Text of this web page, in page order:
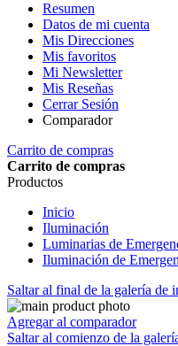
Resumen
Datos de mi cuenta
Mis Direcciones
Mis favoritos
Mi Newsletter
Mis Reseñas
Cerrar Sesión
Comparador
Carrito de compras
Carrito de compras
Productos
Inicio
Iluminación
Luminarias de
Iluminación de
Saltar al final de la galería de
Agregar al comparador
Saltar al comienzo de la